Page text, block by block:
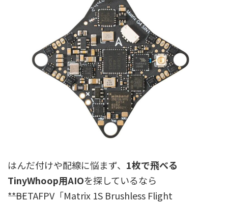
はんだ付けや配線に悩まず、 1枚で飛べる
TinyWhoop用AIOを探しているなら
――**BETAFPV「Matrix 1S Brushless Flight